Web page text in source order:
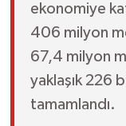
ekonomiye
406 milyon
67,4 milyon
yaklaşık 226
tamamlandı.